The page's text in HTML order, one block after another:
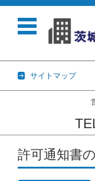
サイトマップ
コンテンツに移動
許可通知書